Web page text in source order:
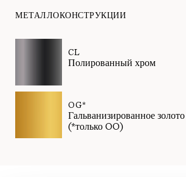
МЕТАЛЛОКОНСТРУКЦИИ
CL
Полированный хром
OG*
Гальванизированное золото
(*только OO)